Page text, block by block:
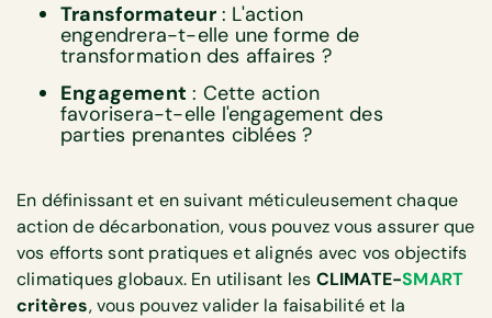
Transformateur: L'action
engendrera-t-elle une forme de
transformation des affaires ?
Engagement : Cette action
favorisera-t-elle l'engagement des
parties prenantes ciblées ?
En définissant et en suivant méticuleusement chaque
action de décarbonation, vous pouvez vous assurer que
vos efforts sont pratiques et alignés avec vos objectifs
climatiques globaux. En utilisant les CLIMATE-SMART
critères, vous pouvez valider la faisabilité et la